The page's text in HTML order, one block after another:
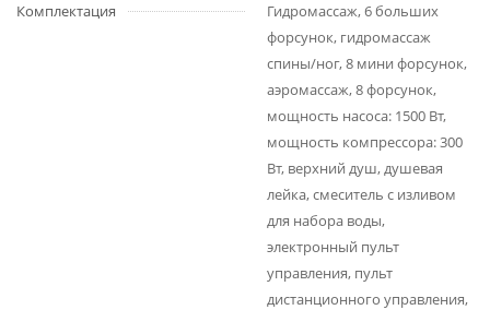
Комплектация
Гидромассаж, 6 больших
форсунок, гидромассаж
спины/ног, 8 мини форсунок,
аэромассаж, 8 форсунок,
мощность насоса: 1500 Вт,
мощность компрессора: 300
Вт, верхний душ, душевая
лейка, смеситель с изливом
для набора воды,
электронный пульт
управления, пульт
дистанционного управления,